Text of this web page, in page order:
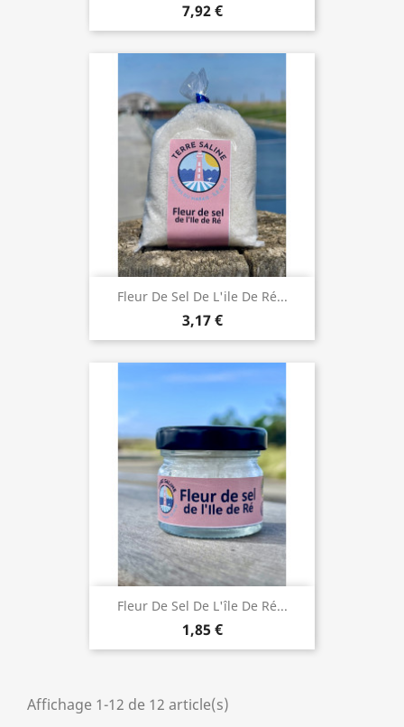
7,92 €
Fleur De Sel De L'ile De Ré...
3,17 €
Fleur De Sel De L'île De Ré...
1,85 €
Affichage 1-12 de 12 article(s)